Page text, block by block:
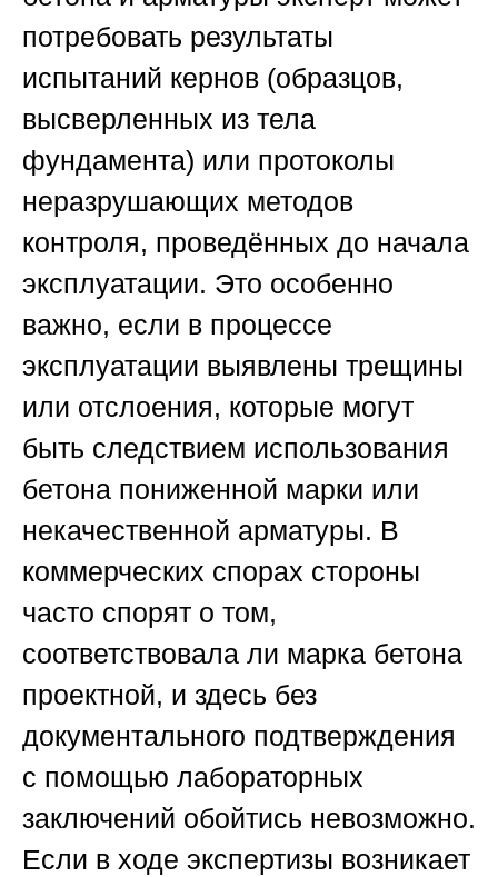
потребовать результаты
испытаний кернов (образцов,
высверленных из тела
фундамента) или протоколы
неразрушающих методов
контроля, проведённых до начала
эксплуатации. Это особенно
важно, если в процессе
эксплуатации выявлены трещины
или отслоения, которые могут
быть следствием использования
бетона пониженной марки или
некачественной арматуры. В
коммерческих спорах стороны
часто спорят о том,
соответствовала ли марка бетона
проектной, и здесь без
документального подтверждения
с помощью лабораторных
заключений обойтись невозможно.
Если в ходе экспертизы возникает